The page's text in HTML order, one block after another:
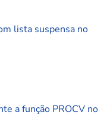
lista suspensa no
a função PROCV no